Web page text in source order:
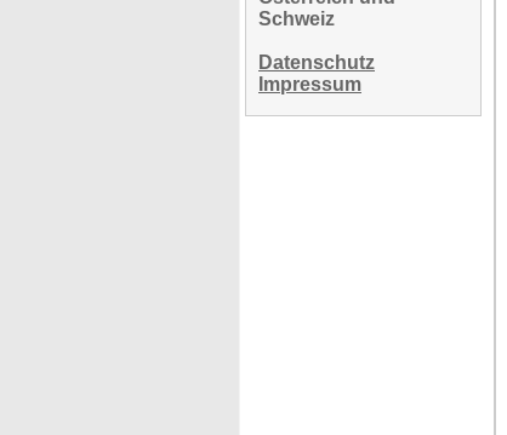
Schweiz
Datenschutz
Impressum